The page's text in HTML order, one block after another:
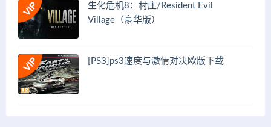
生化危机8：村庄/Resident Evil
Village（豪华版）
[PS3]ps3速度与激情对决欧版下载